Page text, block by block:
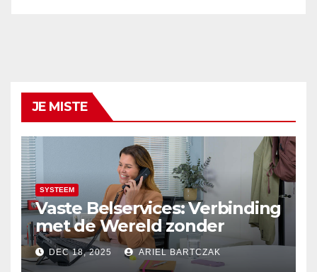
JE MISTE
SYSTEEM
Vaste Belservices: Verbinding
met de Wereld zonder
Onderbrekingen – Alleen bij
Budget Internet
DEC 18, 2025 ARIEL BARTCZAK